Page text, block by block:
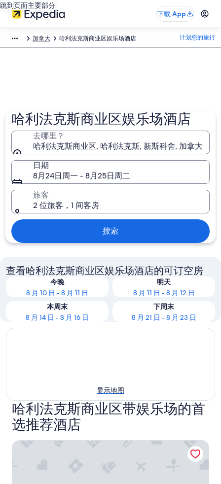
跳到页面主要部分
下载 App
加拿大 哈利法克斯商业区娱乐场酒店​ 计划您的旅行
哈利法克斯商业区娱乐场酒店
去哪里？
哈利法克斯商业区, 哈利法克斯, 新斯科舍, 加拿大
日期
8月24日周一 - 8月25日周二
旅客
2 位旅客，1 间客房
搜索
查看哈利法克斯商业区娱乐场酒店的可订空房
今晚
8 月 10 日 - 8 月 11 日
明天
8 月 11 日 - 8 月 12 日
本周末
8 月 14 日 - 8 月 16 日
下周末
8 月 21 日 - 8 月 23 日
显示地图
哈利法克斯商业区带娱乐场的首
选推荐酒店
乔治王子酒店